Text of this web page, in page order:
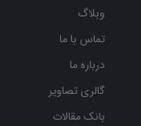
وبلاگ
تماس با ما
درباره ما
گالری تصاویر
بانک مقالات